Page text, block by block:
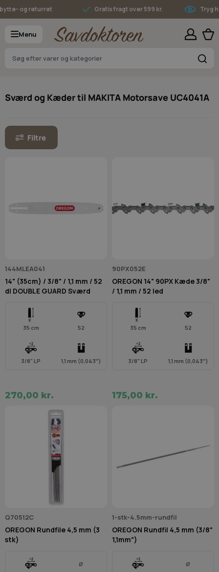
Skip to Content
og returret Gratis fragt over 599 kr. Tryg
Menu
Sværd og Kæder til MAKITA Motorsave UC4041A
Filtre
144MLEA041
14" (35cm) / 3/8" / 1,1 mm / 52
dl DOUBLE GUARD Sværd
35 cm 52
3/8" LP 1,1 mm (0,043″)
270,00 kr.
90PX052E
OREGON 14" 90PX Kæde 3/8"
/ 1,1 mm / 52 led
35 cm 52
3/8" LP 1,1 mm (0,043″)
175,00 kr.
Q70512C
OREGON Rundfile 4,5 mm (3
stk)
Ø
1-stk-4.5mm-rundfil
OREGON Rundfil 4,5 mm (3/8"
1,1mm")
Ø